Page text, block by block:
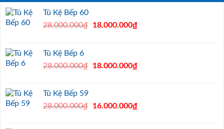
Tủ Kệ Bếp 60
28.000.000₫
Original
18.000.000₫Current
Tủ Kệ Bếp 6
28.000.000₫
Original
18.000.000₫Current
Tủ Kệ Bếp 59
28.000.000₫
Original
16.000.000₫Current